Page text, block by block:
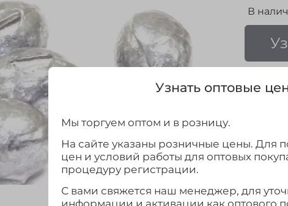
В
Узнать оптовые
Мы торгуем оптом и в розницу.
На сайте указаны розничные цены. Для
цен и условий работы для оптовых
процедуру регистрации.
С вами свяжется наш менеджер, для